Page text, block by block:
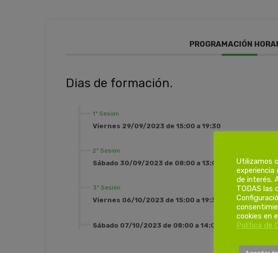
PROGRAMACIÓN
Dias de formación.
1ª Sesión
Viernes 29/09/2023 de 15:00 a 19:30
2ª Sesión
Sábado 30/09/2023 de 08:00 a 13:00
3ª Sesión
Viernes 06/10/2023 de 15:00 a 19:30
Sábado 07/10/2023 de 08:00 a 14:00
Utilizamos
experiencia
de interés.
TODAS las
cookies en
Política de